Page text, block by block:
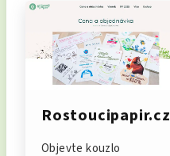
Rostoucipapir.cz
Objevte kouzlo